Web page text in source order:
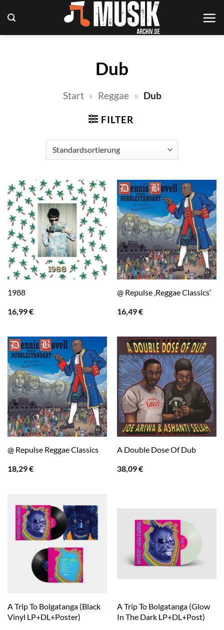
Inhalt
springen
Dub
Start » Reggae » Dub
FILTER
1988
16,99€
@ Repulse ‚Reggae Classics‘
16,49€
@ Repulse Reggae Classics
18,29€
A Double Dose Of Dub
38,09€
A Trip To Bolgatanga (Black
Vinyl LP+DL+Poster)
A Trip To Bolgatanga (Glow
In The Dark LP+DL+Post)